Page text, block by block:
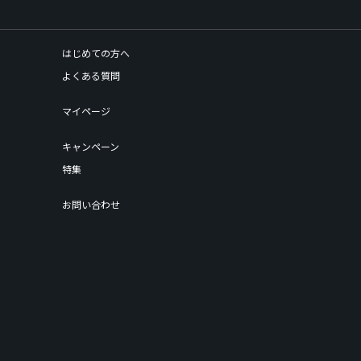
はじめての方へ
よくある質問
マイページ
キャンペーン
特集
お問い合わせ